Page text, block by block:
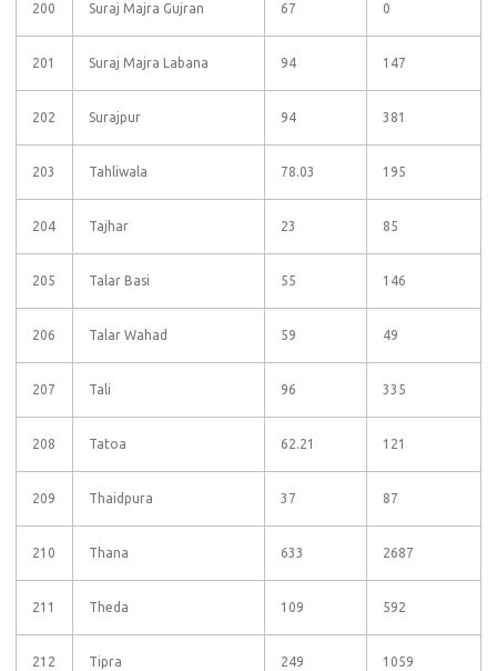
200 Suraj Majra Gujran 67 0
201 Suraj Majra Labana 94 147
202 Surajpur 94 381
203 Tahliwala 78.03 195
204 Tajhar 23 85
205 Talar Basi 55 146
206 Talar Wahad 59 49
207 Tali 96 335
208 Tatoa 62.21 121
209 Thaidpura 37 87
210 Thana 633 2687
211 Theda 109 592
212 Tipra 249 1059